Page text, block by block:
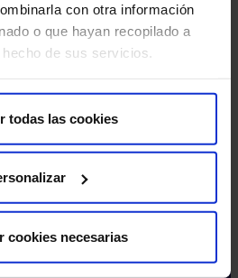
con otra información
o que hayan recopilado a
de sus servicios.
todas las cookies
cookies necesarias